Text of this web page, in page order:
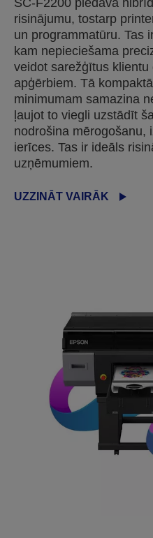
SC-F2200 piedāvā
risinājumu, tostarp
un programmatūru. Tas
kam nepieciešama
veidot sarežģītus
apģērbiem. Tā
minimumam samazina
ļaujot to viegli uzstādīt
nodrošina mērogošanu,
ierīces. Tas ir ideāls
uzņēmumiem.
UZZINĀT VAIRĀK